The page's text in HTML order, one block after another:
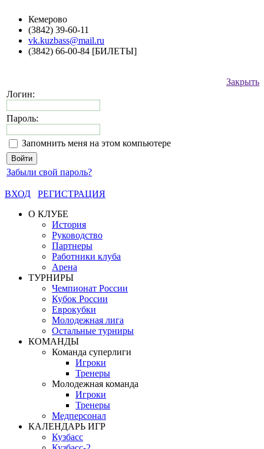
Кемерово
(3842) 39-60-11
vk.kuzbass@mail.ru
(3842) 66-00-84 [БИЛЕТЫ]
Закрыть
Логин:
Пароль:
Запомнить меня на этом компьютере
Забыли свой пароль?
ВХОД
РЕГИСТРАЦИЯ
О КЛУБЕ
История
Руководство
Партнеры
Работники клуба
Арена
ТУРНИРЫ
Чемпионат России
Кубок России
Еврокубки
Молодежная лига
Остальные турниры
КОМАНДЫ
Команда суперлиги
Игроки
Тренеры
Молодежная команда
Игроки
Тренеры
Медперсонал
КАЛЕНДАРЬ ИГР
Кузбасс